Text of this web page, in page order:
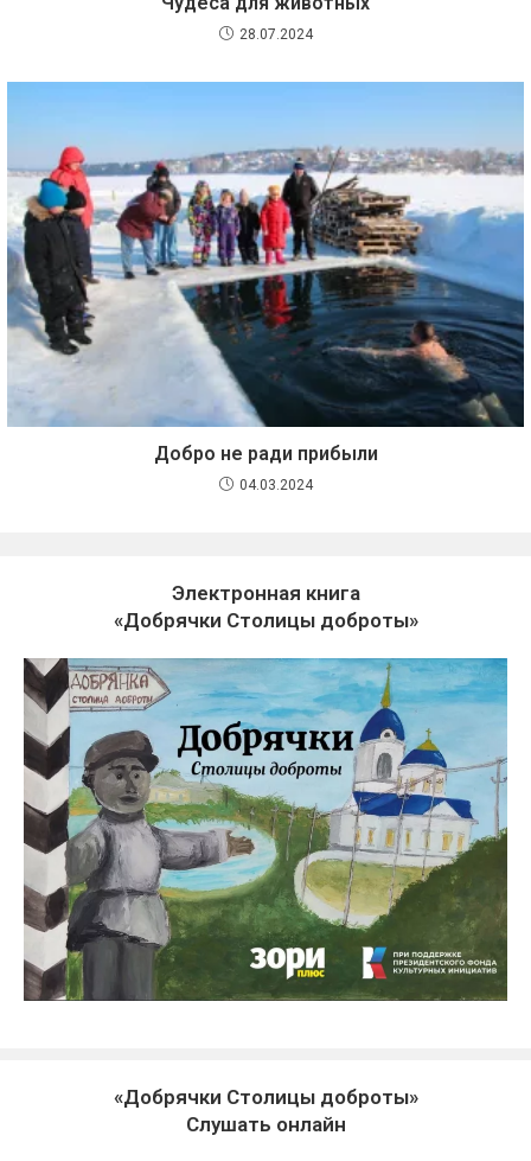
28.07.2024
Добро не ради прибыли
04.03.2024
Электронная книга
«Добрячки Столицы доброты»
«Добрячки Столицы доброты»
Слушать онлайн